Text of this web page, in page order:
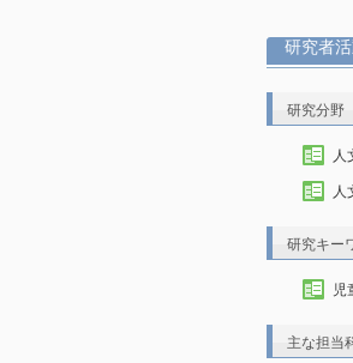
研究者
研究分野
人
人
研究キー
児
主な担当